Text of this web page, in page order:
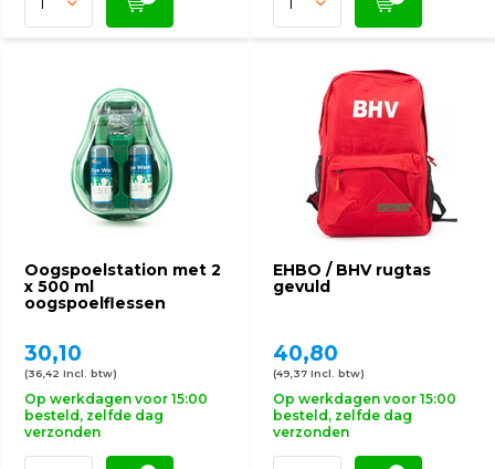
Oogspoelstation met 2
x 500 ml
oogspoelflessen
30,10
(36,42 Incl. btw)
Op werkdagen voor 15:00
besteld, zelfde dag
verzonden
EHBO / BHV rugtas
gevuld
40,80
(49,37 Incl. btw)
Op werkdagen voor 15:00
besteld, zelfde dag
verzonden